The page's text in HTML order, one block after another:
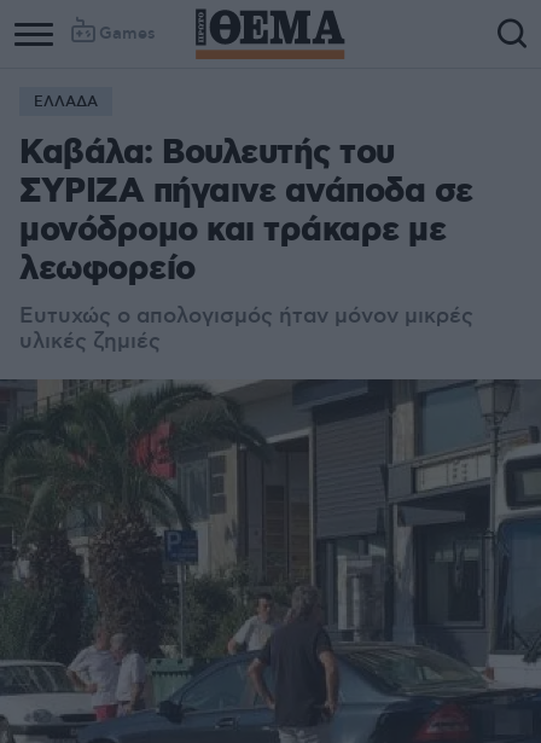
Games
1
2
ΕΛΛΑΔΑ
Καβάλα: Βουλευτής του
ΣΥΡΙΖΑ πήγαινε ανάποδα σε
μονόδρομο και τράκαρε με
λεωφορείο
Ευτυχώς ο απολογισμός ήταν μόνον μικρές
υλικές ζημιές